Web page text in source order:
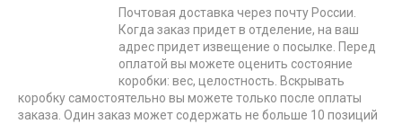
Почтовая доставка через почту России.
Когда заказ придет в отделение, на ваш
адрес придет извещение о посылке. Перед
оплатой вы можете оценить состояние
коробки: вес, целостность. Вскрывать
коробку самостоятельно вы можете только после оплаты
заказа. Один заказ может содержать не больше 10 позиций